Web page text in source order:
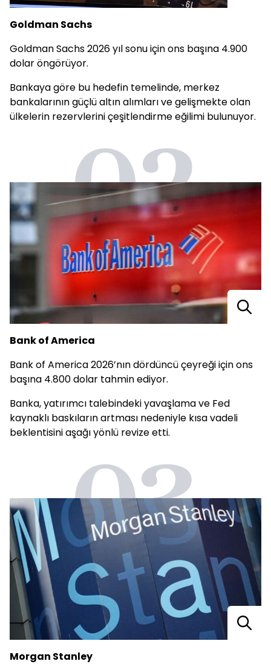
Goldman Sachs
Goldman Sachs 2026 yıl sonu için ons başına 4.900
dolar öngörüyor.
Bankaya göre bu hedefin temelinde, merkez
bankalarının güçlü altın alımları ve gelişmekte olan
ülkelerin rezervlerini çeşitlendirme eğilimi bulunuyor.
02
Bank of America
Bank of America 2026’nın dördüncü çeyreği için ons
başına 4.800 dolar tahmin ediyor.
Banka, yatırımcı talebindeki yavaşlama ve Fed
kaynaklı baskıların artması nedeniyle kısa vadeli
beklentisini aşağı yönlü revize etti.
03
Morgan Stanley